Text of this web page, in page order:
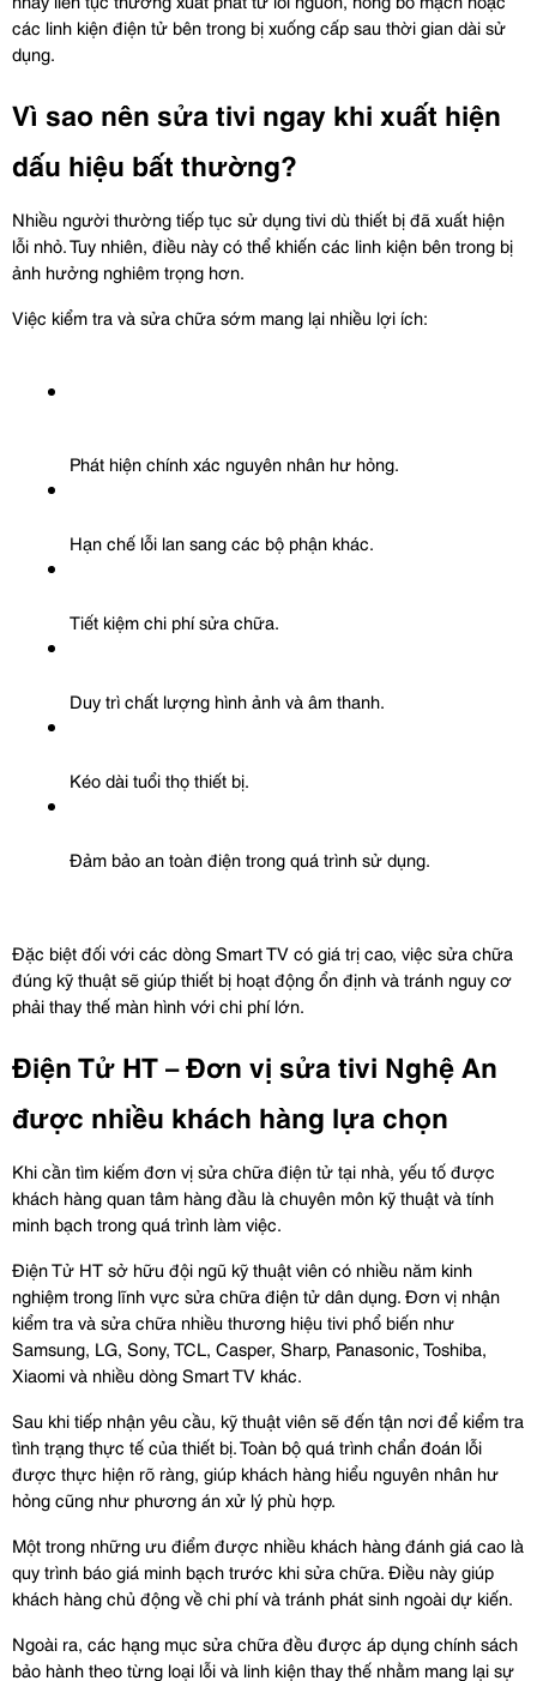
các linh kiện điện tử bên trong bị xuống cấp sau thời gian dài sử
dụng.
Vì sao nên sửa tivi ngay khi xuất hiện
dấu hiệu bất thường?
Nhiều người thường tiếp tục sử dụng tivi dù thiết bị đã xuất hiện
lỗi nhỏ. Tuy nhiên, điều này có thể khiến các linh kiện bên trong bị
ảnh hưởng nghiêm trọng hơn.
Việc kiểm tra và sửa chữa sớm mang lại nhiều lợi ích:
Phát hiện chính xác nguyên nhân hư hỏng.
Hạn chế lỗi lan sang các bộ phận khác.
Tiết kiệm chi phí sửa chữa.
Duy trì chất lượng hình ảnh và âm thanh.
Kéo dài tuổi thọ thiết bị.
Đảm bảo an toàn điện trong quá trình sử dụng.
Đặc biệt đối với các dòng Smart TV có giá trị cao, việc sửa chữa
đúng kỹ thuật sẽ giúp thiết bị hoạt động ổn định và tránh nguy cơ
phải thay thế màn hình với chi phí lớn.
Điện Tử HT – Đơn vị sửa tivi Nghệ An
được nhiều khách hàng lựa chọn
Khi cần tìm kiếm đơn vị sửa chữa điện tử tại nhà, yếu tố được
khách hàng quan tâm hàng đầu là chuyên môn kỹ thuật và tính
minh bạch trong quá trình làm việc.
Điện Tử HT sở hữu đội ngũ kỹ thuật viên có nhiều năm kinh
nghiệm trong lĩnh vực sửa chữa điện tử dân dụng. Đơn vị nhận
kiểm tra và sửa chữa nhiều thương hiệu tivi phổ biến như
Samsung, LG, Sony, TCL, Casper, Sharp, Panasonic, Toshiba,
Xiaomi và nhiều dòng Smart TV khác.
Sau khi tiếp nhận yêu cầu, kỹ thuật viên sẽ đến tận nơi để kiểm tra
tình trạng thực tế của thiết bị. Toàn bộ quá trình chẩn đoán lỗi
được thực hiện rõ ràng, giúp khách hàng hiểu nguyên nhân hư
hỏng cũng như phương án xử lý phù hợp.
Một trong những ưu điểm được nhiều khách hàng đánh giá cao là
quy trình báo giá minh bạch trước khi sửa chữa. Điều này giúp
khách hàng chủ động về chi phí và tránh phát sinh ngoài dự kiến.
Ngoài ra, các hạng mục sửa chữa đều được áp dụng chính sách
bảo hành theo từng loại lỗi và linh kiện thay thế nhằm mang lại sự